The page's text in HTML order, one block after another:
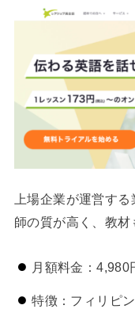
上場企業が運営す
師の質が高く、教材
月額料金：4,980
特徴：フィリピ